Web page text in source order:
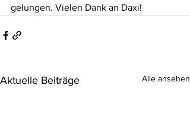
gelungen. Vielen Dank an Daxi!
Aktuelle Beiträge Alle ansehen